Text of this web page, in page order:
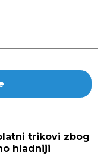
trikovi zbog
hladniji